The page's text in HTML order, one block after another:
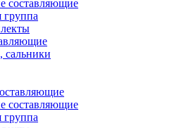
составляющие
сальники
составляющие